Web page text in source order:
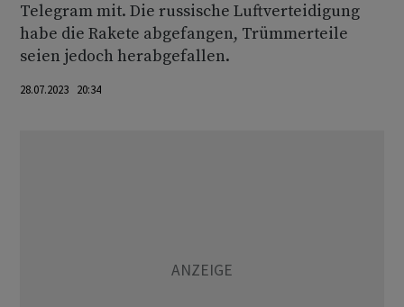
Telegram mit. Die russische Luftverteidigung
habe die Rakete abgefangen, Trümmerteile
seien jedoch herabgefallen.
28.07.2023 20:34